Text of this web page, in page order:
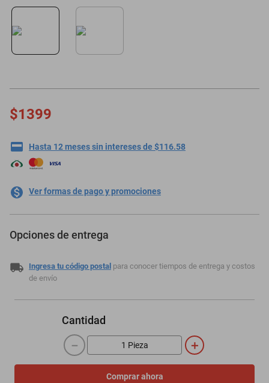
$1399
Hasta 12 meses sin intereses de $116.58
Ver formas de pago y promociones
Opciones de entrega
Ingresa tu código postal para conocer tiempos de entrega y costos
de envío
Cantidad
＋
－
Comprar ahora